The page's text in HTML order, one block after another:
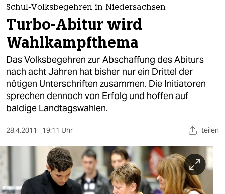
themen
politik
öko
gesellschaft
kultur
wahrheit
Schul-Volksbegehren in Niedersachsen
Turbo-Abitur wird
Wahlkampfthema
Das Volksbegehren zur Abschaffung des Abiturs
nach acht Jahren hat bisher nur ein Drittel der
nötigen Unterschriften zusammen. Die Initiatoren
sprechen dennoch von Erfolg und hoffen auf
baldige Landtagswahlen.
28.4.2011 19:11 Uhr teilen